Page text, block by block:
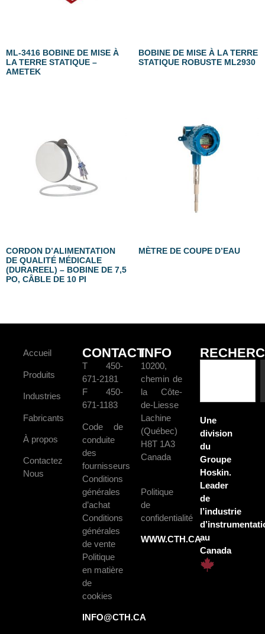
ML-3416 BOBINE DE MISE À
LA TERRE STATIQUE –
AMETEK
BOBINE DE MISE À LA TERRE
STATIQUE ROBUSTE ML2930
CORDON D’ALIMENTATION
DE QUALITÉ MÉDICALE
(DURAREEL) – BOBINE DE 7,5
PO, CÂBLE DE 10 PI
MÈTRE DE COUPE D’EAU
Accueil
Produits
Industries
Fabricants
À propos
Contactez
Nous
CONTACT
T 450-
671-2181
F 450-
671-1183
Code de
conduite
des
fournisseurs
Conditions
générales
d’achat
Conditions
générales
de vente
Politique
en matière
de
cookies
INFO@CTH.CA
INFO
10200,
chemin de
la Côte-
de-Liesse
Lachine
(Québec)
H8T 1A3
Canada
Politique
de
confidentialité
WWW.CTH.CA
Une
division
du
Groupe
Hoskin.
Leader
de
l’industrie
au
Canada